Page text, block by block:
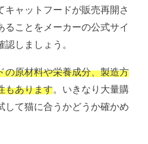
キャットフードが販売再開さ
ることをメーカーの公式サイ
認しましょう。
の原材料や栄養成分、製造方
もあります。いきなり大量購
して猫に合うかどうか確かめ